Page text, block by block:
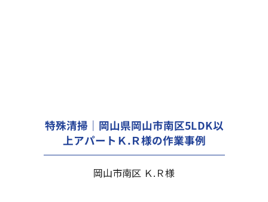
特殊清掃｜岡山県岡山市南区5LDK以
上アパートＫ.Ｒ様の作業事例
岡山市南区 Ｋ.Ｒ様